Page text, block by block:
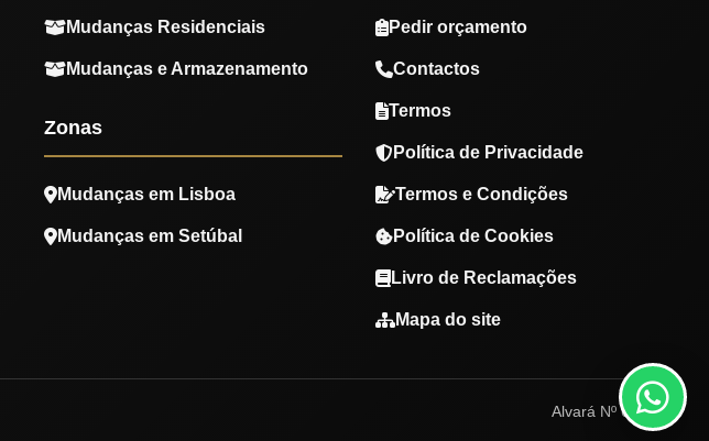
Mudanças Residenciais
Mudanças e Armazenamento
Zonas
Mudanças em Lisboa
Mudanças em Setúbal
Pedir orçamento
Contactos
Termos
Política de Privacidade
Termos e Condições
Política de Cookies
Livro de Reclamações
Mapa do site
Alvará Nº 670780